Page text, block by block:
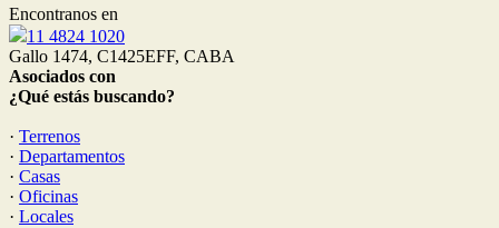
Encontranos en
11 4824 1020
Gallo 1474, C1425EFF, CABA
Asociados con
¿Qué estás buscando?
· Terrenos
· Departamentos
· Casas
· Oficinas
· Locales